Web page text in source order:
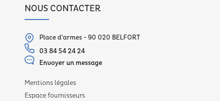
NOUS CONTACTER
Place d'armes - 90 020 BELFORT
03 84 54 24 24
Envoyer un message
Mentions légales
Espace fournisseurs